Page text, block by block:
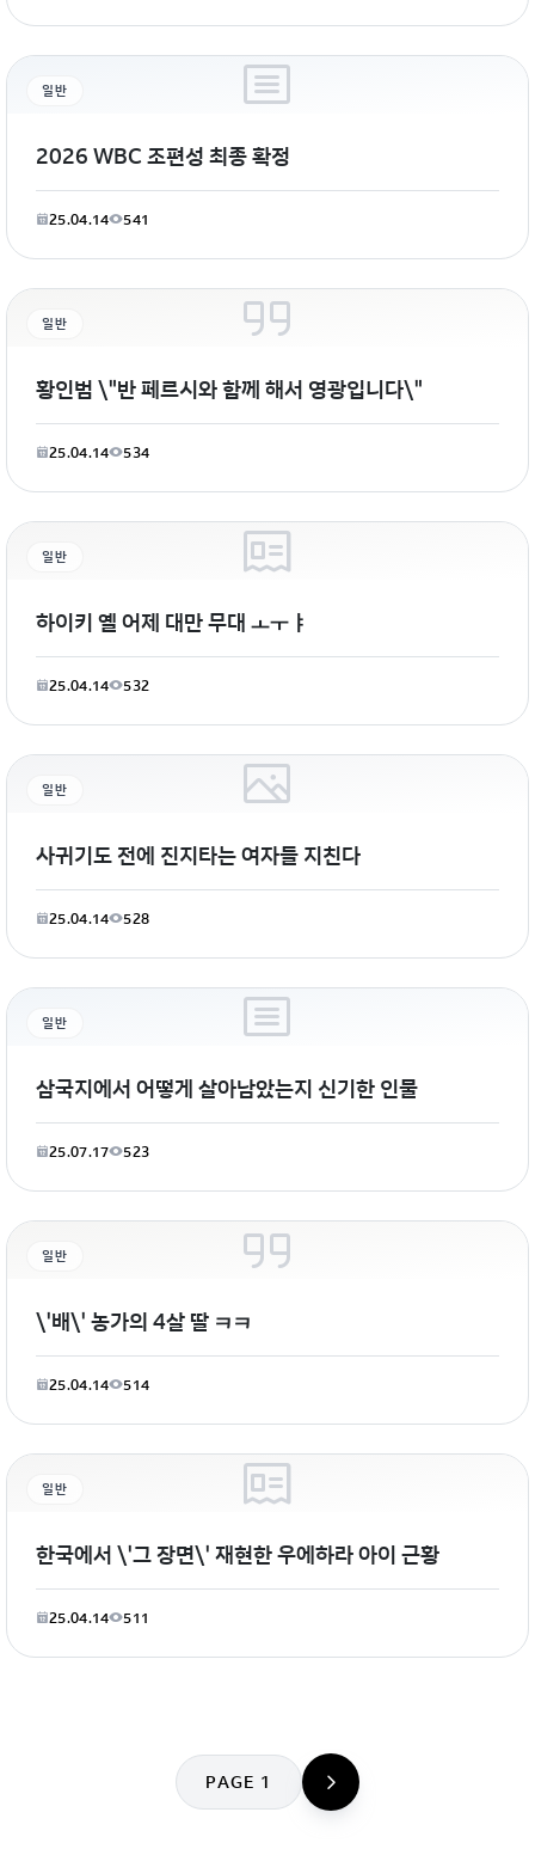
일반
2026 WBC 조편성 최종 확정
25.04.14 541
일반
황인범 \"반 페르시와 함께 해서 영광입니다\"
25.04.14 534
일반
하이키 옐 어제 대만 무대 ㅗㅜㅑ
25.04.14 532
일반
사귀기도 전에 진지타는 여자들 지친다
25.04.14 528
일반
삼국지에서 어떻게 살아남았는지 신기한 인물
25.07.17 523
일반
\'배\' 농가의 4살 딸 ㅋㅋ
25.04.14 514
일반
한국에서 \'그 장면\' 재현한 우에하라 아이 근황
25.04.14 511
PAGE 1